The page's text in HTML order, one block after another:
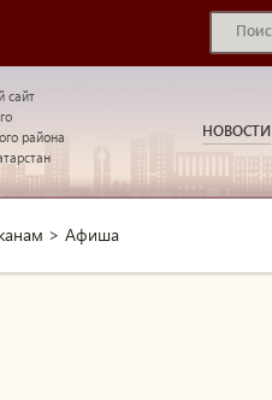
сайт
района
НОВОСТИ
> Афиша